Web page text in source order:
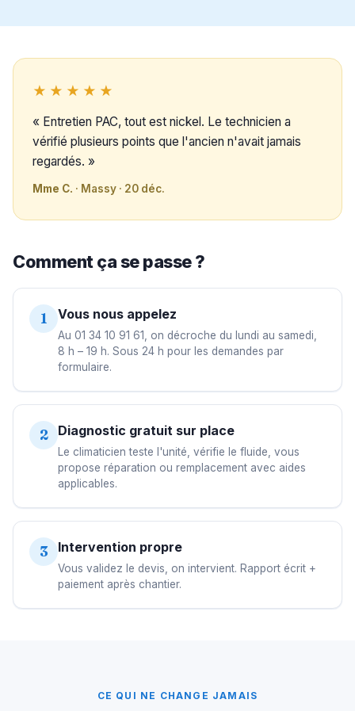
★★★★★
« Entretien PAC, tout est nickel. Le technicien a
vérifié plusieurs points que l'ancien n'avait jamais
regardés. »
Mme C. · Massy · 20 déc.
Comment ça se passe ?
1 Vous nous appelez
Au 01 34 10 91 61, on décroche du lundi au samedi,
8 h – 19 h. Sous 24 h pour les demandes par
formulaire.
2 Diagnostic gratuit sur place
Le climaticien teste l'unité, vérifie le fluide, vous
propose réparation ou remplacement avec aides
applicables.
3 Intervention propre
Vous validez le devis, on intervient. Rapport écrit +
paiement après chantier.
CE QUI NE CHANGE JAMAIS